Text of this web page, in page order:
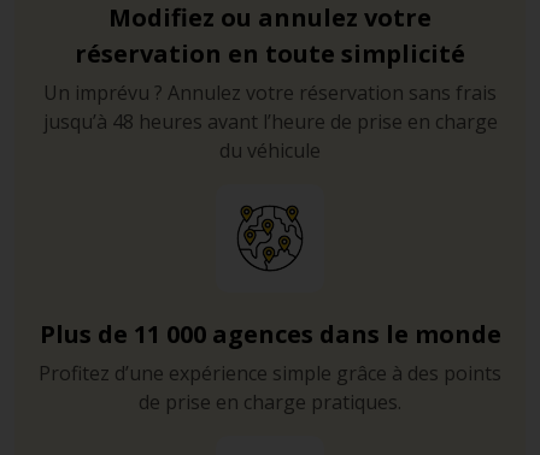
Modifiez ou annulez votre
réservation en toute simplicité
Un imprévu ? Annulez votre réservation sans frais
jusqu’à 48 heures avant l’heure de prise en charge
du véhicule
Plus de 11 000 agences dans le monde
Profitez d’une expérience simple grâce à des points
de prise en charge pratiques.